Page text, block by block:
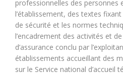
professionnelles des personnes
l’établissement, des textes
de sécurité et les normes
l’encadrement des activités et
d’assurance conclu par
établissements accueillant des
sur le Service national d’accueil